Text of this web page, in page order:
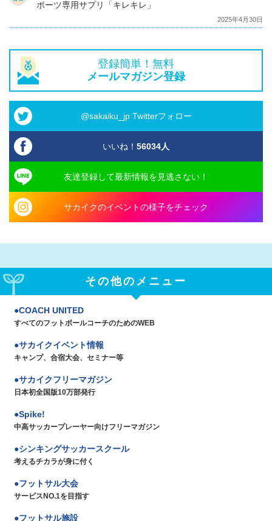
ポーツ専用サプリ「キレキレ」
2025年4月30日
登録簡単！無料
メールマガジン登録
@sakaiku_jp Twitterフォロー
いいね！ 56034人
友達登録して最新情報を見逃さない！
サカイクのイベントの様子をチェック
その他のメニュー
COACH UNITED
すべてのフットボールコーチのためのWEB
サカイクイベント情報
キャンプ、合宿大会、セミナー等
サカイクフリーマガジン
日本初全国版10万部発行
Spike!
中高サッカープレーヤー向けフリーマガジン
シンキングサッカースクール
考えるチカラが身に付く
フットサル大会
サービスNO.1を目指す
フットサル施設